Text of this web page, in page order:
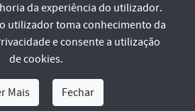
da experiência do utilizador.
utilizador toma conhecimento da
e consente a utilização
de cookies.
Mais Fechar